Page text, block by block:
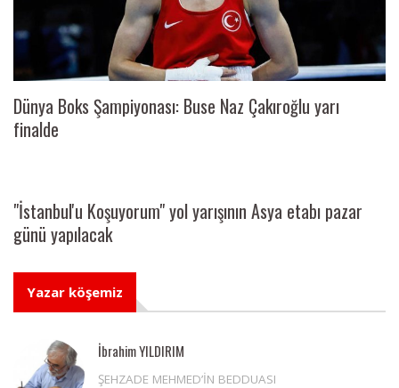
Dünya Boks Şampiyonası: Buse Naz Çakıroğlu yarı
finalde
"İstanbul'u Koşuyorum" yol yarışının Asya etabı pazar
günü yapılacak
Yazar köşemiz
İbrahim YILDIRIM
ŞEHZADE MEHMED’İN BEDDUASI